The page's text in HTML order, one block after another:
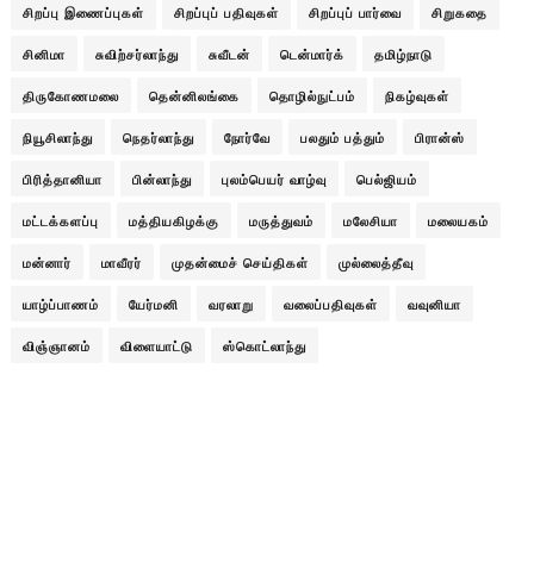
சிறப்பு இணைப்புகள் சிறப்புப் பதிவுகள் சிறப்புப் பார்வை சிறுகதை
சினிமா சுவிற்சர்லாந்து சுவீடன் டென்மார்க் தமிழ்நாடு
திருகோணமலை தென்னிலங்கை தொழில்நுட்பம் நிகழ்வுகள்
நியூசிலாந்து நெதர்லாந்து நோர்வே பலதும் பத்தும் பிரான்ஸ்
பிரித்தானியா பின்லாந்து புலம்பெயர் வாழ்வு பெல்ஜியம்
மட்டக்களப்பு மத்தியகிழக்கு மருத்துவம் மலேசியா மலையகம்
மன்னார் மாவீரர் முதன்மைச் செய்திகள் முல்லைத்தீவு
யாழ்ப்பாணம் யேர்மனி வரலாறு வலைப்பதிவுகள் வவுனியா
விஞ்ஞானம் விளையாட்டு ஸ்கொட்லாந்து